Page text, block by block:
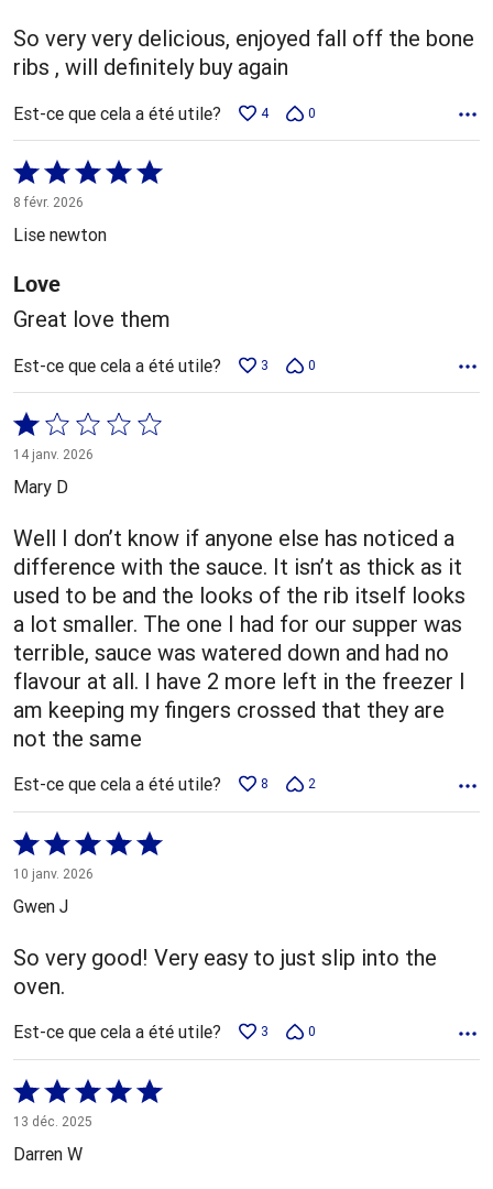
So very very delicious, enjoyed fall off the bone
ribs , will definitely buy again
Est-ce que cela a été utile? 4 0
Coté
5 sur
5
8 févr. 2026
Lise newton
Love
Great love them
Est-ce que cela a été utile? 3 0
Coté
1 sur
5
14 janv. 2026
Mary D
Well I don’t know if anyone else has noticed a
difference with the sauce. It isn’t as thick as it
used to be and the looks of the rib itself looks
a lot smaller. The one I had for our supper was
terrible, sauce was watered down and had no
flavour at all. I have 2 more left in the freezer I
am keeping my fingers crossed that they are
not the same
Est-ce que cela a été utile? 8 2
Coté
5 sur
5
10 janv. 2026
Gwen J
So very good! Very easy to just slip into the
oven.
Est-ce que cela a été utile? 3 0
Coté
5 sur
5
13 déc. 2025
Darren W